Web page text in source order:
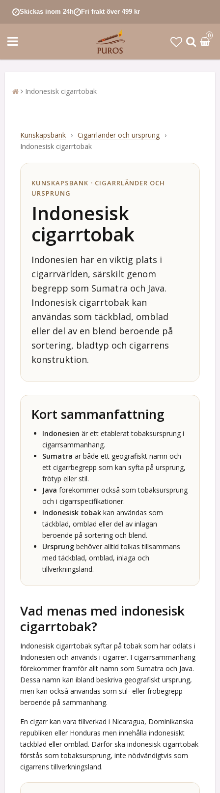
✓ Skickas inom 24h ✓ Fri frakt över 499 kr
0
Indonesisk cigarrtobak
Kunskapsbank › Cigarrländer och ursprung ›
Indonesisk cigarrtobak
KUNSKAPSBANK · CIGARRLÄNDER OCH
URSPRUNG
Indonesisk
cigarrtobak
Indonesien har en viktig plats i
cigarrvärlden, särskilt genom
begrepp som Sumatra och Java.
Indonesisk cigarrtobak kan
användas som täckblad, omblad
eller del av en blend beroende på
sortering, bladtyp och cigarrens
konstruktion.
Kort sammanfattning
Indonesien är ett etablerat tobaksursprung i
cigarrsammanhang.
Sumatra är både ett geografiskt namn och
ett cigarrbegrepp som kan syfta på ursprung,
frötyp eller stil.
Java förekommer också som tobaksursprung
och i cigarrspecifikationer.
Indonesisk tobak kan användas som
täckblad, omblad eller del av inlagan
beroende på sortering och blend.
Ursprung behöver alltid tolkas tillsammans
med täckblad, omblad, inlaga och
tillverkningsland.
Vad menas med indonesisk
cigarrtobak?
Indonesisk cigarrtobak syftar på tobak som har odlats i
Indonesien och används i cigarrer. I cigarrsammanhang
förekommer framför allt namn som Sumatra och Java.
Dessa namn kan ibland beskriva geografiskt ursprung,
men kan också användas som stil- eller fröbegrepp
beroende på sammanhang.
En cigarr kan vara tillverkad i Nicaragua, Dominikanska
republiken eller Honduras men innehålla indonesiskt
täckblad eller omblad. Därför ska indonesisk cigarrtobak
förstås som tobaksursprung, inte nödvändigtvis som
cigarrens tillverkningsland.